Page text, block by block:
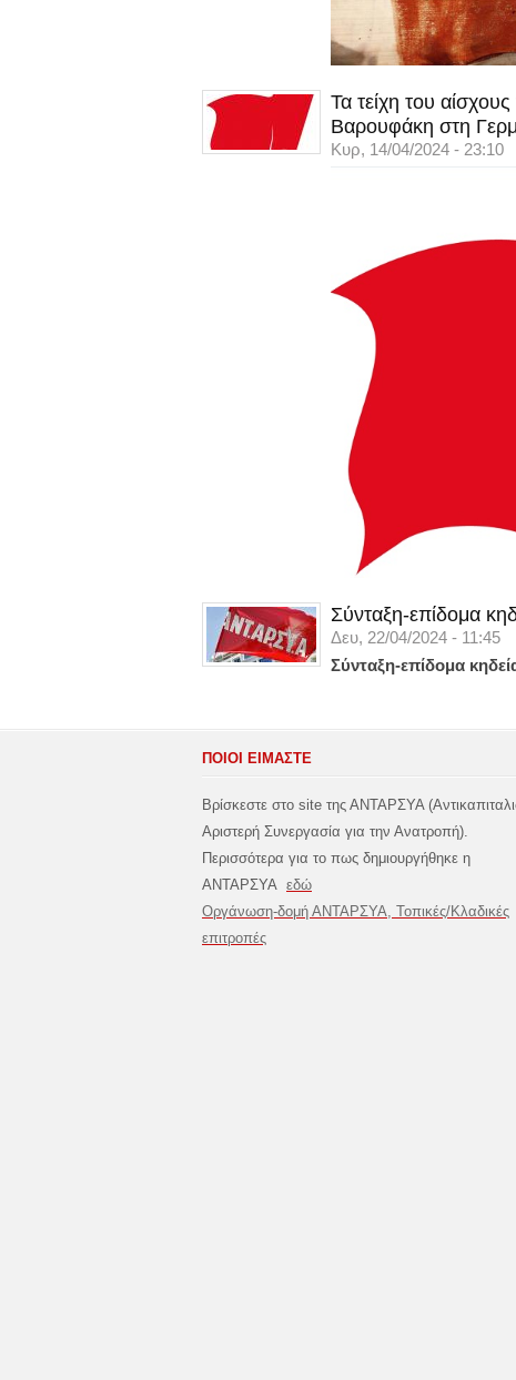
Τα τείχη του
Βαρουφάκη στη
Κυρ, 14/04/2024 - 23:10
Σύνταξη-επίδομα
Δευ, 22/04/2024 - 11:45
Σύνταξη-επίδομα
ΠΟΙΟΙ ΕΙΜΑΣΤΕ
Βρίσκεστε στο site της ΑΝΤΑΡΣΥΑ
Αριστερή Συνεργασία για την Ανατροπή).
Περισσότερα για το πως δημιουργήθηκε η
ΑΝΤΑΡΣΥΑ εδώ
Οργάνωση-δομή ΑΝΤΑΡΣΥΑ, Τοπικές/Κλαδικές
επιτροπές